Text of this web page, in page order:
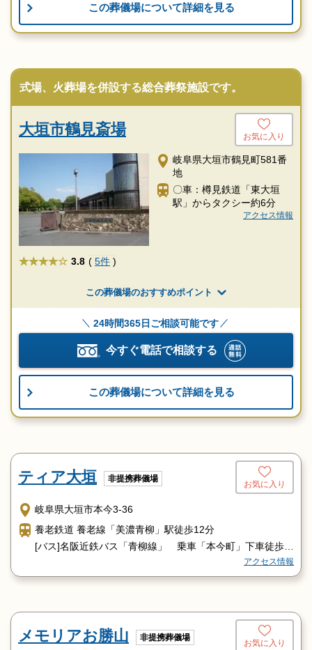
この葬儀場について詳細を見る
式場、火葬場を併設する総合葬祭施設です。
大垣市鶴見斎場 お気に入り
岐阜県大垣市鶴見町581番
地
〇車：樽見鉄道「東大垣
駅」からタクシー約6分
アクセス情報
★★★★ 3.8 ( 5件 )
この葬儀場のおすすめポイント
24時間365日ご相談可能です
今すぐ電話で相談する
この葬儀場について詳細を見る
ティア大垣 非提携葬儀場
お気に入り
岐阜県大垣市本今3-36
養老鉄道 養老線「美濃青柳」駅徒歩12分
[バス]名阪近鉄バス「青柳線」 乗車「本今町」下車徒歩5
アクセス情報
メモリアお勝山 非提携葬儀場
お気に入り